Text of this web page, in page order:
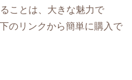
ことは、大きな魅力で
のリンクから簡単に購入で